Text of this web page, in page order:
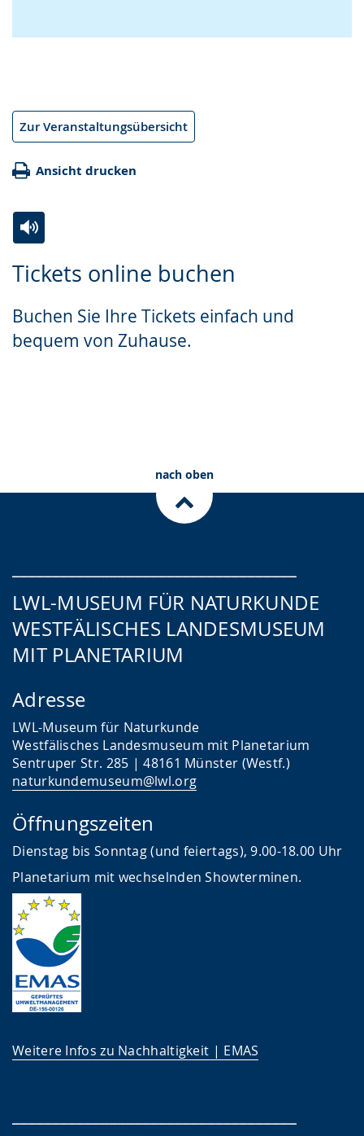
Zur Veranstaltungsübersicht
Ansicht drucken
Tickets online buchen
Buchen Sie Ihre Tickets einfach und
bequem von Zuhause.
Leichten
wechseln.
Audio-
Video
Deutscher
Gebärdensprache
nach oben
LWL-MUSEUM FÜR NATURKUNDE
WESTFÄLISCHES LANDESMUSEUM
MIT PLANETARIUM
Adresse
LWL-Museum für Naturkunde
Westfälisches Landesmuseum mit Planetarium
Sentruper Str. 285 | 48161 Münster (Westf.)
naturkundemuseum@lwl.org
Öffnungszeiten
Dienstag bis Sonntag (und feiertags), 9.00-18.00 Uhr
Planetarium mit wechselnden Showterminen.
Weitere Infos zu Nachhaltigkeit | EMAS